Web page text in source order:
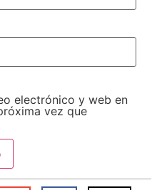
electrónico y web en
vez que